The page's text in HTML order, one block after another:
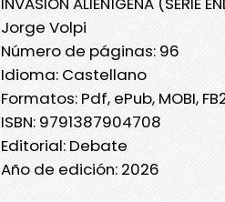
Jorge Volpi
Número de páginas: 96
Idioma: Castellano
Formatos: Pdf, ePub, MOBI,
ISBN: 9791387904708
Editorial: Debate
Año de edición: 2026